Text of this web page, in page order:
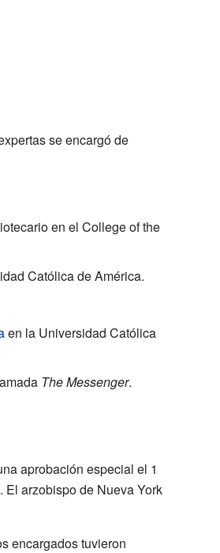
se encargó de
en el College of the
Católica de América.
en la Universidad Católica
The Messenger.
aprobación especial el 1
arzobispo de Nueva York
encargados tuvieron